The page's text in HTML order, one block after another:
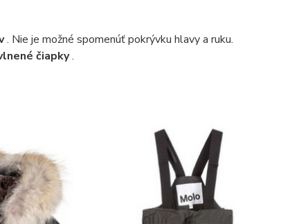
. Nie je možné spomenúť pokrývku hlavy a ruku.
čiapky.